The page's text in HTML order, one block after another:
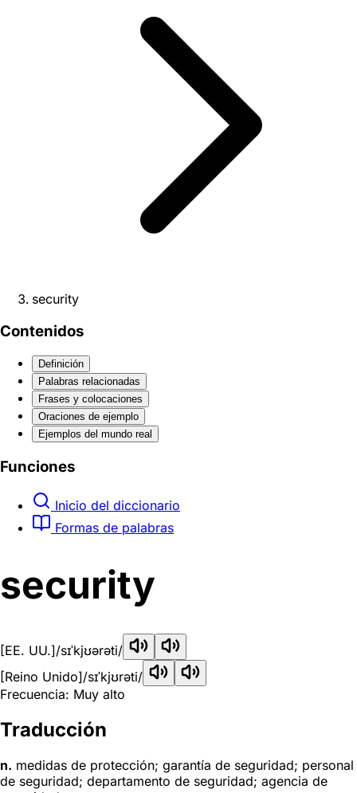
security
Contenidos
Definición
Palabras relacionadas
Frases y colocaciones
Oraciones de ejemplo
Ejemplos del mundo real
Funciones
Inicio del diccionario
Formas de palabras
security
[EE. UU.]/sɪˈkjʊərəti/
[Reino Unido]/sɪˈkjʊrəti/
Frecuencia: Muy alto
Traducción
n. medidas de protección; garantía de seguridad; personal
de seguridad; departamento de seguridad; agencia de